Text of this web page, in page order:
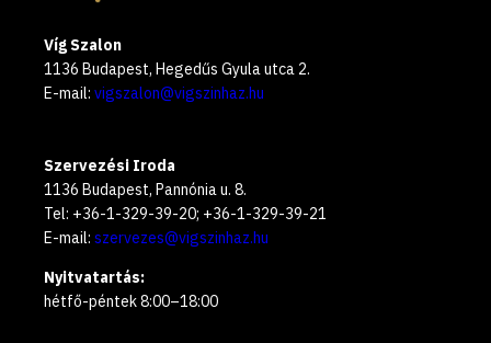
Víg Szalon
1136 Budapest, Hegedűs Gyula utca 2.
E-mail: vigszalon@vigszinhaz.hu
Szervezési Iroda
1136 Budapest, Pannónia u. 8.
Tel: +36-1-329-39-20; +36-1-329-39-21
E-mail: szervezes@vigszinhaz.hu
Nyitvatartás:
hétfő-péntek 8:00–18:00